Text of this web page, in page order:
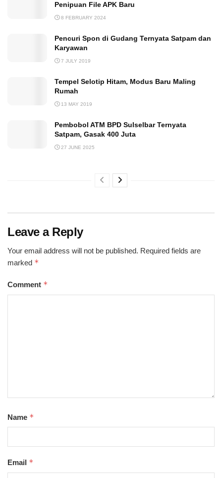
Penipuan File APK Baru
8 FEBRUARY 2024
Pencuri Spon di Gudang Ternyata Satpam dan
Karyawan
7 JULY 2019
Tempel Selotip Hitam, Modus Baru Maling
Rumah
13 MAY 2019
Pembobol ATM BPD Sulselbar Ternyata
Satpam, Gasak 400 Juta
27 JUNE 2025
Leave a Reply
Your email address will not be published. Required fields are
marked *
Comment *
Name *
Email *